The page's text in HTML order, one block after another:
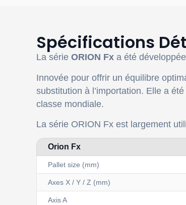
Spécifications
La série ORION Fx a été
Innovée pour offrir un équilibre
substitution à l’importation. Elle a
classe mondiale.
La série ORION Fx est largement
Orion Fx
Pallet size (mm)
Axes X / Y / Z (mm)
Axis A